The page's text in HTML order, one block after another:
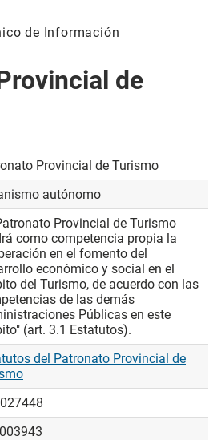
de Información
de
Provincial de Turismo
autónomo
Provincial de Turismo
como competencia propia la
en el fomento del
económico y social en el
del Turismo, de acuerdo con las
de las demás
Públicas en este
(art. 3.1 Estatutos).
del Patronato Provincial de